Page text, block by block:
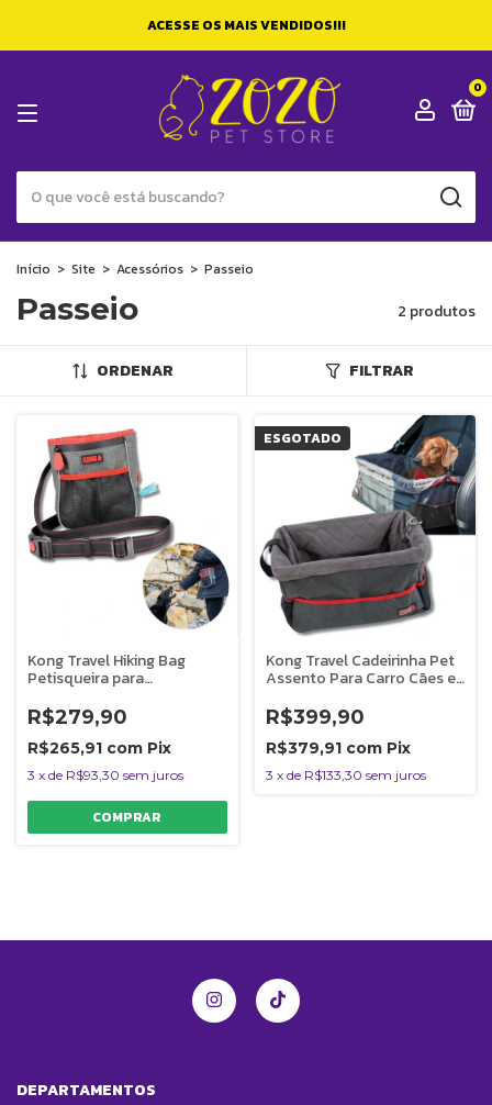
ACESSE OS MAIS VENDIDOS!!!
0
Início > Site > Acessórios > Passeio
Passeio 2 produtos
ORDENAR FILTRAR
Kong Travel Hiking Bag
Petisqueira para
Treinamento Adestramento
Cães
R$279,90
R$265,91 com Pix
3 x de R$93,30 sem juros
ESGOTADO
Kong Travel Cadeirinha Pet
Assento Para Carro Cães e
R$399,90
R$379,91 com Pix
3 x de R$133,30 sem juros
DEPARTAMENTOS